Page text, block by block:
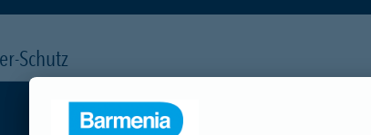
Schutz